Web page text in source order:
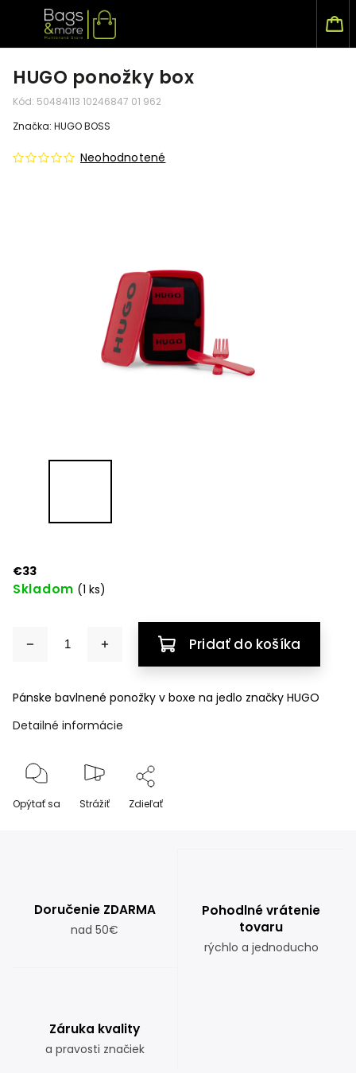
HUGO ponožky box
Kód: 50484113 10246847 01 962
Neohodnotené
Značka: HUGO BOSS
€33
Skladom (1 ks)
Pridať do košíka
Pánske bavlnené ponožky v boxe na jedlo značky HUGO
Detailné informácie
Opýtať sa Strážiť Zdieľať
Doručenie ZDARMA
nad 50€
Pohodlné vrátenie
tovaru
rýchlo a jednoducho
Záruka kvality
a pravosti značiek